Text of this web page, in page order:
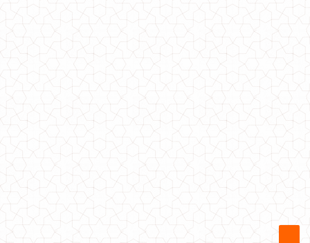
550.00грн.
Модный однотонный женский боди гольф
590.00грн.
Женский тонкий однотонный гольф